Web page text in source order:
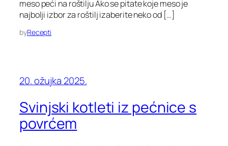
meso peći na roštilju Ako se pitate koje meso je
najbolji izbor za roštilj izaberite neko od […]
byRecepti
20. ožujka 2025.
Svinjski kotleti iz pećnice s
povrćem